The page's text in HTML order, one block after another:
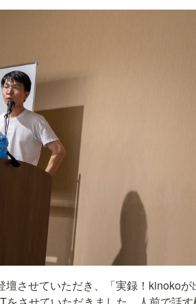
壇させていただき、「実録！kinoko